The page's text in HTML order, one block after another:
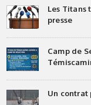
Les Titans
presse
Camp de
Un contrat